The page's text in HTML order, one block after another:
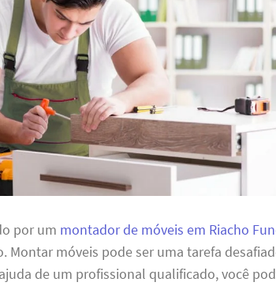
por um montador de móveis em Riacho
Montar móveis pode ser uma tarefa
de um profissional qualificado, você